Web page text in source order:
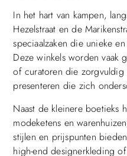
In het hart van kampen,
Hezelstraat en de
speciaalzaken die unieke
Deze winkels worden vaak
of curatoren die zorgvuldig
presenteren die zich
Naast de kleinere boetieks
modeketens en
stijlen en prijspunten
high-end designerkleding